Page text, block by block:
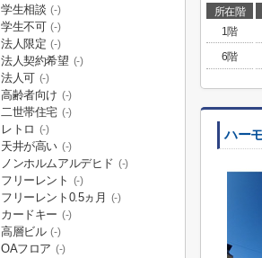
所在階
1階
6階
ハー
学生相談 (-)
学生不可 (-)
法人限定 (-)
法人契約希望 (-)
法人可 (-)
高齢者向け (-)
二世帯住宅 (-)
レトロ (-)
天井が高い (-)
ノンホルムアルデヒド (-)
フリーレント (-)
フリーレント0.5ヵ月 (-)
カードキー (-)
高層ビル (-)
OAフロア (-)